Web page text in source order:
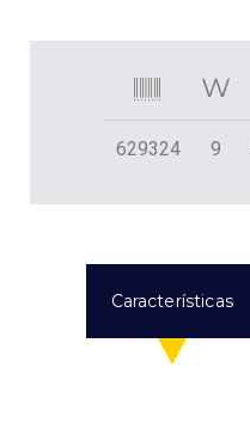
629324 9
Características